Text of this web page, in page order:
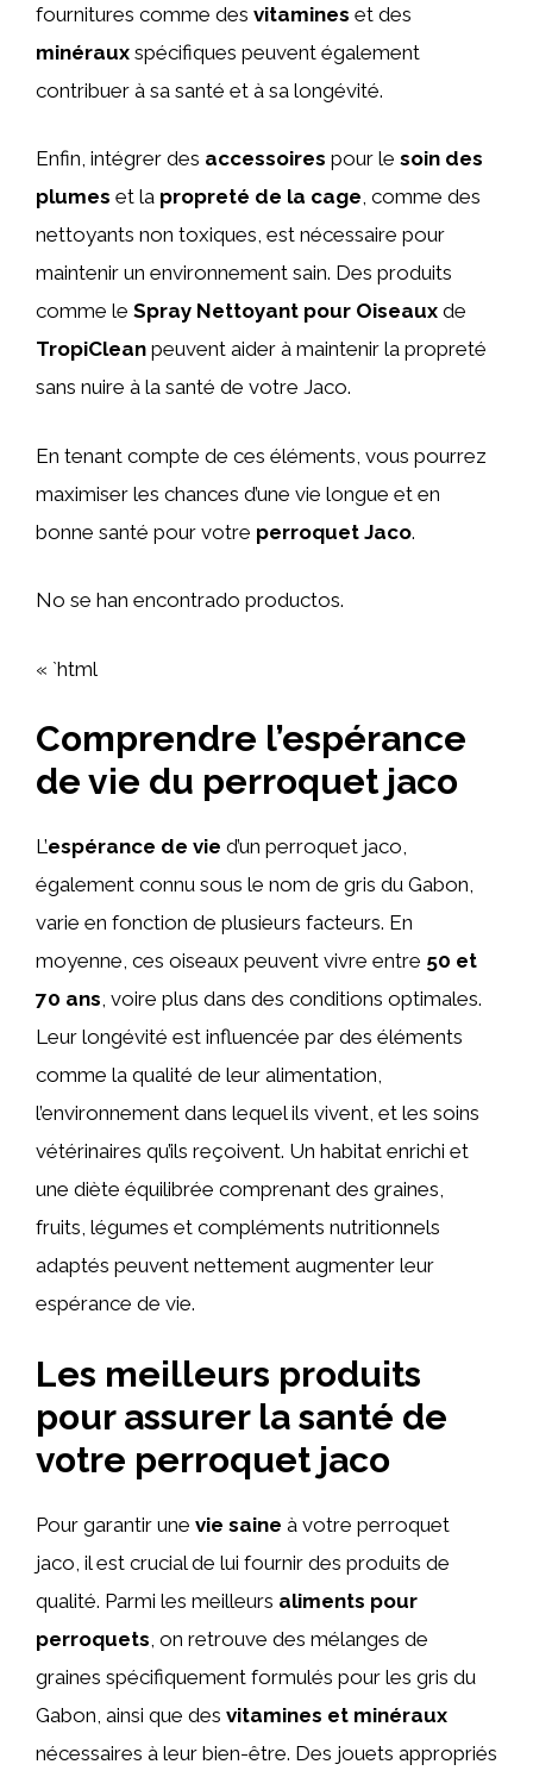
fournitures comme des vitamines et des
minéraux spécifiques peuvent également
contribuer à sa santé et à sa longévité.
Enfin, intégrer des accessoires pour le soin des
plumes et la propreté de la cage, comme des
nettoyants non toxiques, est nécessaire pour
maintenir un environnement sain. Des produits
comme le Spray Nettoyant pour Oiseaux de
TropiClean peuvent aider à maintenir la propreté
sans nuire à la santé de votre Jaco.
En tenant compte de ces éléments, vous pourrez
maximiser les chances d’une vie longue et en
bonne santé pour votre perroquet Jaco.
No se han encontrado productos.
« `html
Comprendre l’espérance
de vie du perroquet jaco
L’espérance de vie d’un perroquet jaco,
également connu sous le nom de gris du Gabon,
varie en fonction de plusieurs facteurs. En
moyenne, ces oiseaux peuvent vivre entre 50 et
70 ans, voire plus dans des conditions optimales.
Leur longévité est influencée par des éléments
comme la qualité de leur alimentation,
l’environnement dans lequel ils vivent, et les soins
vétérinaires qu’ils reçoivent. Un habitat enrichi et
une diète équilibrée comprenant des graines,
fruits, légumes et compléments nutritionnels
adaptés peuvent nettement augmenter leur
espérance de vie.
Les meilleurs produits
pour assurer la santé de
votre perroquet jaco
Pour garantir une vie saine à votre perroquet
jaco, il est crucial de lui fournir des produits de
qualité. Parmi les meilleurs aliments pour
perroquets , on retrouve des mélanges de
graines spécifiquement formulés pour les gris du
Gabon, ainsi que des vitamines et minéraux
nécessaires à leur bien-être. Des jouets appropriés